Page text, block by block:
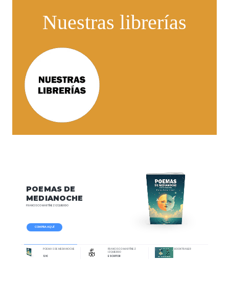
Nuestras librerías
FRANCISCOMARTÍNEZIZQUIERDO
POEMAS DE
MEDIANOCHE
COMPRA AQUÍ
POEMAS DE MEDIANOCHE
12 €
FRANCISCO MARTÍNEZ
IZQUIERDO
ESCRITOR
BOOKTRAILER